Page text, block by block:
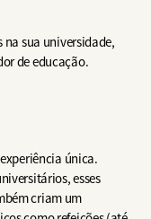
na sua universidade,
de educação.
única.
esses
criam um